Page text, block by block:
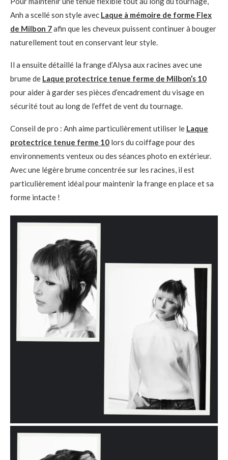
Anh a scellé son style avec Laque à mémoire de forme Flex
de Milbon 7afin que les cheveux puissent continuer à bouger
naturellement tout en conservant leur style.
Il a ensuite détaillé la frange d’Alysa aux racines avec une
brume de Laque protectrice tenue ferme de Milbon’s 10
pour aider à garder ses pièces d’encadrement du visage en
sécurité tout au long de l’effet de vent du tournage.
Conseil de pro : Anh aime particulièrement utiliser le Laque
protectrice tenue ferme 10 lors du coiffage pour des
environnements venteux ou des séances photo en extérieur.
Avec une légère brume concentrée sur les racines, il est
particulièrement idéal pour maintenir la frange en place et sa
forme intacte !